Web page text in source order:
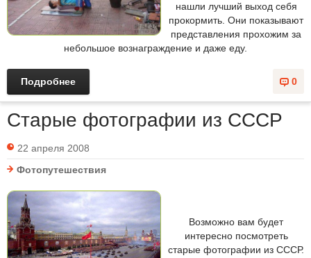
нашли лучший выход себя
прокормить. Они показывают
представления прохожим за
небольшое вознаграждение и даже еду.
0
Подробнее
Старые фотографии из СССР
22 апреля 2008
Фотопутешествия
Возможно вам будет
интересно посмотреть
старые фотографии из СССР.